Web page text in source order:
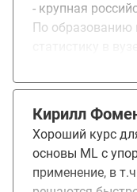
- крупная
По образованию
данных,
текстов,
ознакомиться с
сетей. При обучении всё понравилось, и теории,
и практики
начать что-то
Кирилл
Хороший курс
основы ML с
применение, в